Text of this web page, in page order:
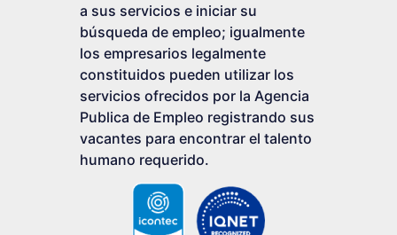
a sus servicios e iniciar su
búsqueda de empleo; igualmente
los empresarios legalmente
constituidos pueden utilizar los
servicios ofrecidos por la Agencia
Publica de Empleo registrando sus
vacantes para encontrar el talento
humano requerido.